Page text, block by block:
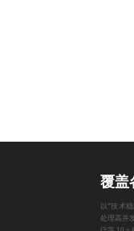
覆盖
以“技术
处理高并